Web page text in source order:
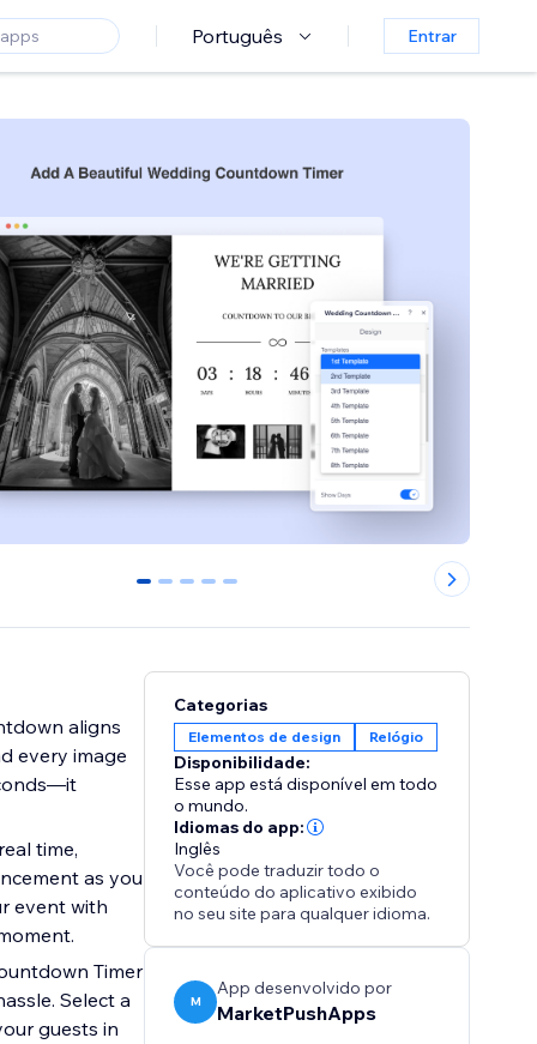
Português Entrar
0 1 2 3 4
aligns
every image
time,
as you
event with
Timer
Select a
guests in
Categorias
Elementos de design Relógio
Disponibilidade:
Esse app está disponível em todo
o mundo.
Idiomas do app:
Inglês
Você pode traduzir todo o
conteúdo do aplicativo exibido
no seu site para qualquer idioma.
M
App desenvolvido por
MarketPushApps